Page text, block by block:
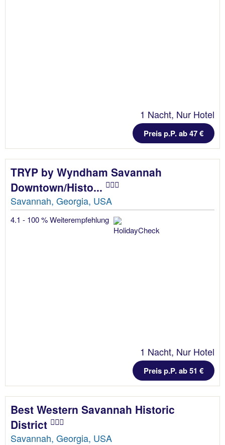
1 Nacht, Nur Hotel
Preis p.P. ab 47 €
TRYP by Wyndham Savannah
Downtown/Histo...
Savannah, Georgia, USA
4.1 - 100 % Weiterempfehlung
1 Nacht, Nur Hotel
Preis p.P. ab 51 €
Best Western Savannah Historic
District
Savannah, Georgia, USA